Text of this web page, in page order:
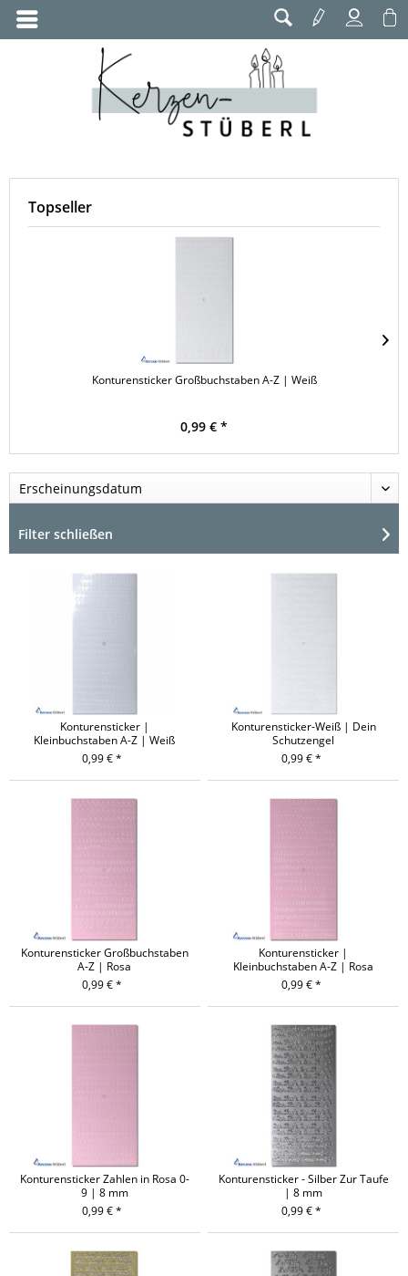
Topseller
Konturensticker Großbuchstaben A-Z | Weiß
0,99 € *
Filter schließen
Konturensticker |
Kleinbuchstaben A-Z | Weiß
0,99 € *
Konturensticker-Weiß | Dein
Schutzengel
0,99 € *
Konturensticker Großbuchstaben
A-Z | Rosa
0,99 € *
Konturensticker |
Kleinbuchstaben A-Z | Rosa
0,99 € *
Konturensticker Zahlen in Rosa 0-
9 | 8 mm
0,99 € *
Konturensticker - Silber Zur Taufe
| 8 mm
0,99 € *